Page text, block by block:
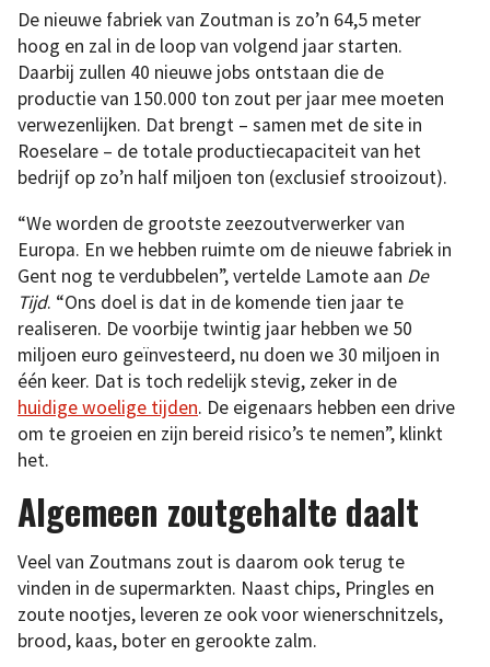
De nieuwe fabriek van Zoutman is zo’n 64,5 meter
hoog en zal in de loop van volgend jaar starten.
Daarbij zullen 40 nieuwe jobs ontstaan die de
productie van 150.000 ton zout per jaar mee moeten
verwezenlijken. Dat brengt – samen met de site in
Roeselare – de totale productiecapaciteit van het
bedrijf op zo’n half miljoen ton (exclusief strooizout).
“We worden de grootste zeezoutverwerker van
Europa. En we hebben ruimte om de nieuwe fabriek in
Gent nog te verdubbelen”, vertelde Lamote aan De
Tijd. “Ons doel is dat in de komende tien jaar te
realiseren. De voorbije twintig jaar hebben we 50
miljoen euro geïnvesteerd, nu doen we 30 miljoen in
één keer. Dat is toch redelijk stevig, zeker in de
huidige woelige tijden. De eigenaars hebben een drive
om te groeien en zijn bereid risico’s te nemen”, klinkt
het.
Algemeen zoutgehalte daalt
Veel van Zoutmans zout is daarom ook terug te
vinden in de supermarkten. Naast chips, Pringles en
zoute nootjes, leveren ze ook voor wienerschnitzels,
brood, kaas, boter en gerookte zalm.